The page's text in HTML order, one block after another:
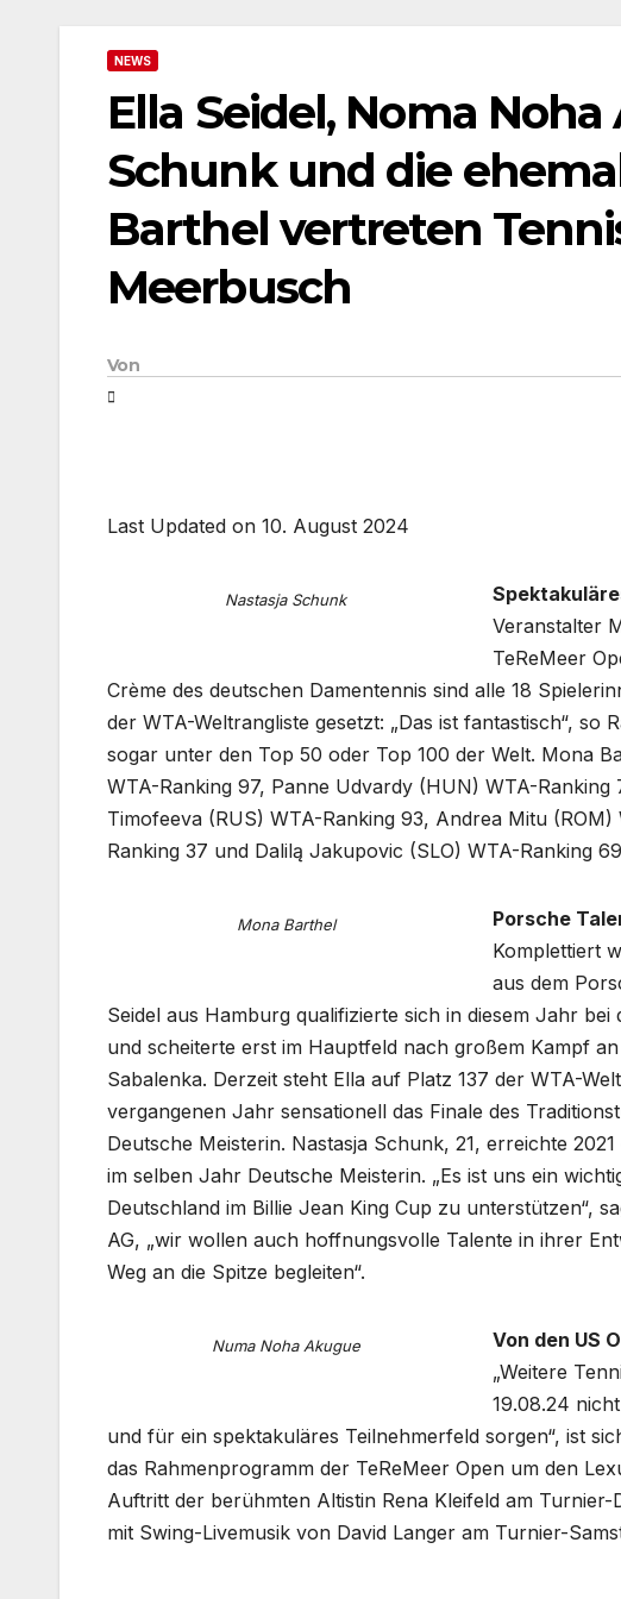
NEWS
Ella Seidel, Noma
Schunk und die
Barthel vertreten
Meerbusch
Von
Last Updated on 10. August 2024
Nastasja Schunk
Veranstalter
TeReMeer
Crème des deutschen Damentennis sind alle 18
der WTA-Weltrangliste gesetzt: „Das ist fantastisch“,
sogar unter den Top 50 oder Top 100 der Welt. Mona
WTA-Ranking 97, Panne Udvardy (HUN) WTA-
Timofeeva (RUS) WTA-Ranking 93, Andrea Mitu
Ranking 37 und Dalilą Jakupovic (SLO) WTA-Ranking
Mona Barthel
Porsche
Komplettiert
aus dem
Seidel aus Hamburg qualifizierte sich in diesem Jahr
und scheiterte erst im Hauptfeld nach großem Kampf
Sabalenka. Derzeit steht Ella auf Platz 137 der WTA-
vergangenen Jahr sensationell das Finale des
Deutsche Meisterin. Nastasja Schunk, 21, erreichte
im selben Jahr Deutsche Meisterin. „Es ist uns ein
Deutschland im Billie Jean King Cup zu unterstützen“,
AG, „wir wollen auch hoffnungsvolle Talente in ihrer
Weg an die Spitze begleiten“.
Numa Noha Akugue
Von den US
„Weitere
19.08.24
und für ein spektakuläres Teilnehmerfeld sorgen“, ist
das Rahmenprogramm der TeReMeer Open um den
Auftritt der berühmten Altistin Rena Kleifeld am
mit Swing-Livemusik von David Langer am Turnier-